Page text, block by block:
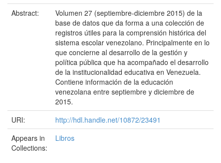
Abstract:
Volumen 27 (septiembre-diciembre 2015) de la
base de datos que da forma a una colección de
registros útiles para la comprensión histórica del
sistema escolar venezolano. Principalmente en lo
que concierne al desarrollo de la gestión y
política pública que ha acompañado el desarrollo
de la institucionalidad educativa en Venezuela.
Contiene información de la educación
venezolana entre septiembre y diciembre de
2015.
URI:
http://hdl.handle.net/10872/23491
Appears in
Collections:
Libros